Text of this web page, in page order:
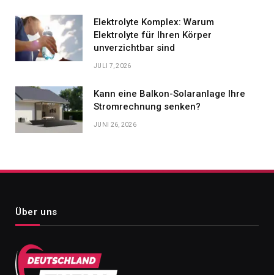
Elektrolyte Komplex: Warum
Elektrolyte für Ihren Körper
unverzichtbar sind
JULI 7, 2026
Kann eine Balkon-Solaranlage Ihre
Stromrechnung senken?
JUNI 26, 2026
Über uns